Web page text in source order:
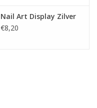
Nail Art Display Zilver
€8,20